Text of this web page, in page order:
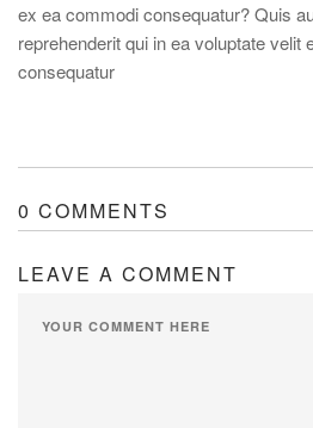
ex ea commodi consequatur? Quis
reprehenderit qui in ea voluptate velit
consequatur
0 COMMENTS
LEAVE A COMMENT